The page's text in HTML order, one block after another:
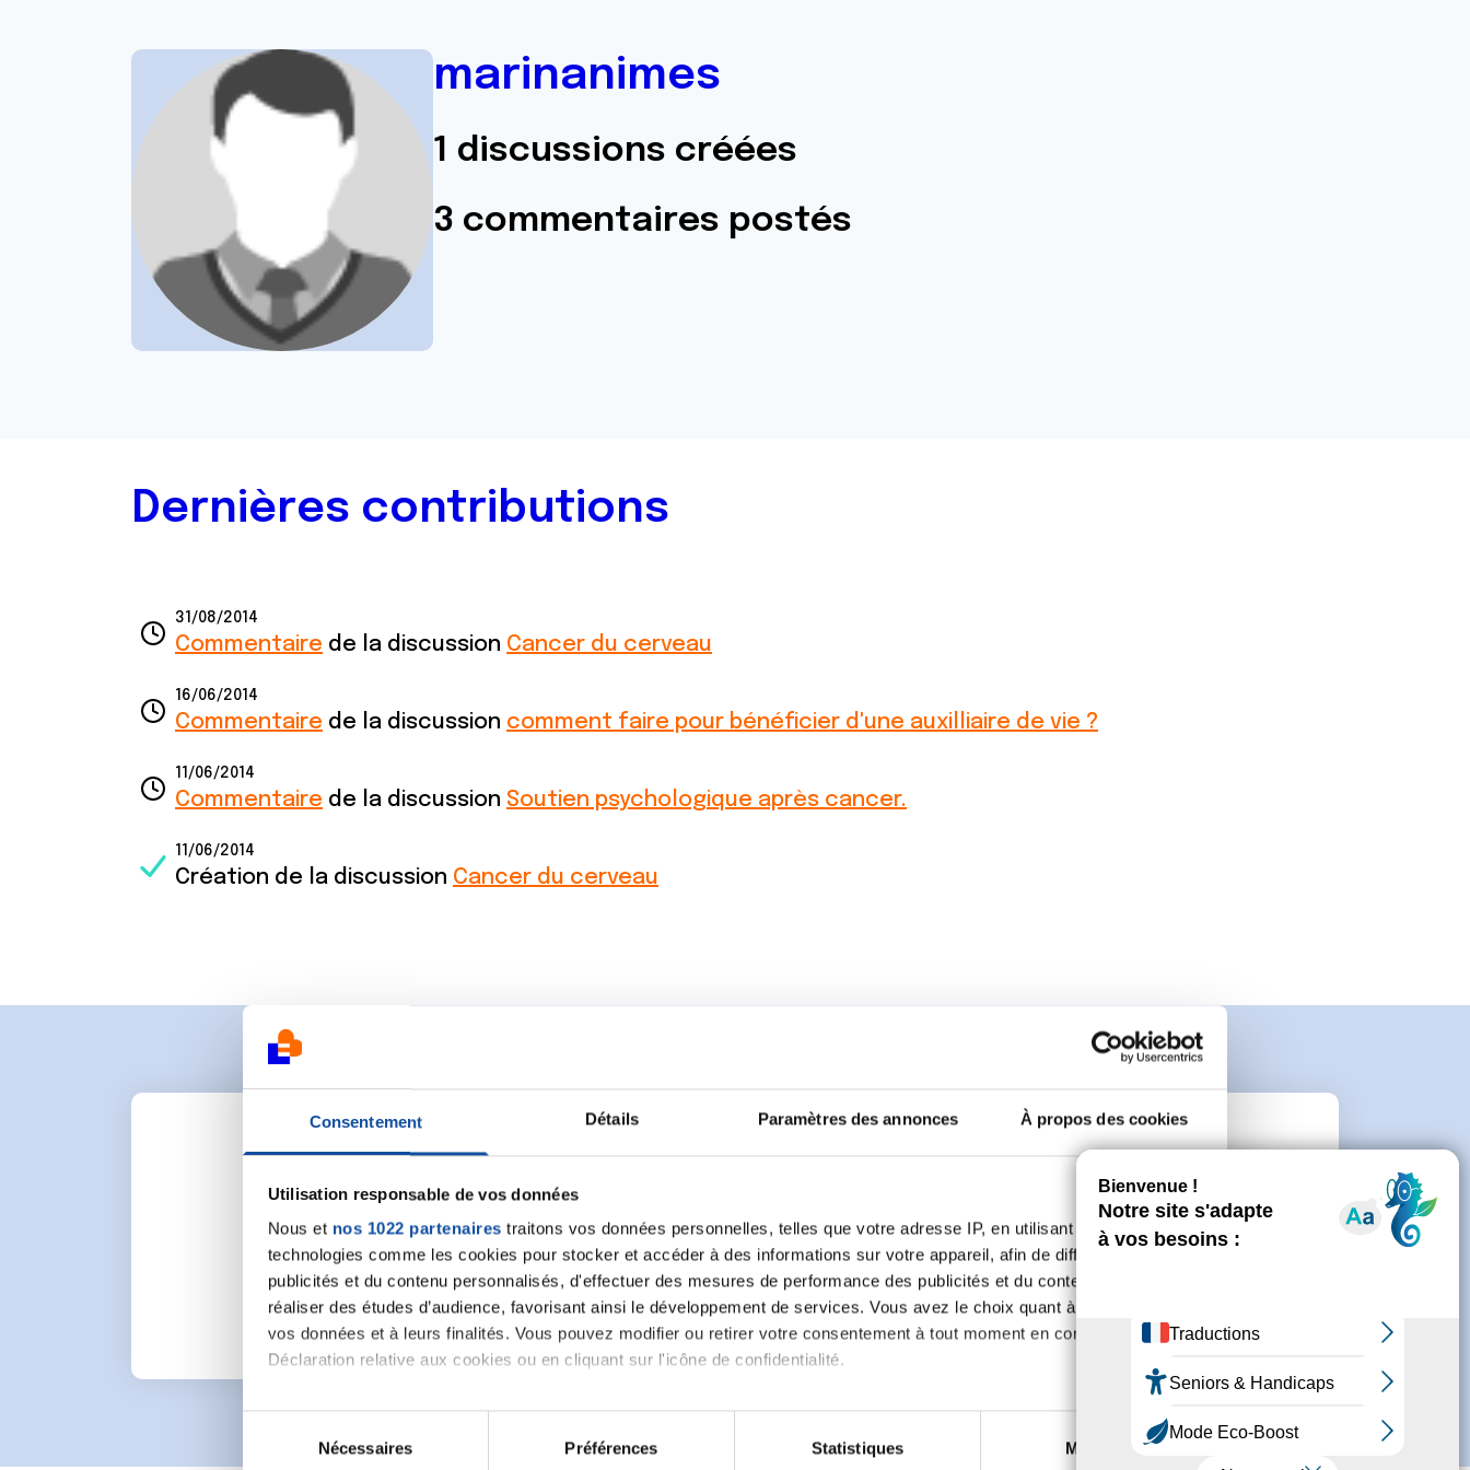
Consentement Détails Paramètres des annonces À propos des cookies
Utilisation responsable de vos données
Nous et nos 1022 partenaires traitons vos données personnelles, telles que votre adresse IP, en utilisant des
technologies comme les cookies pour stocker et accéder à des informations sur votre appareil, afin de diffuser des
publicités et du contenu personnalisés, d'effectuer des mesures de performance des publicités et du contenu, ainsi que de
réaliser des études d’audience, favorisant ainsi le développement de services. Vous avez le choix quant à l'utilisation de
vos données et à leurs finalités. Vous pouvez modifier ou retirer votre consentement à tout moment en consultant la
Déclaration relative aux cookies ou en cliquant sur l'icône de confidentialité.
Si vous le permettez, nous aimerions également :
Collecter des informations sur votre localisation géographique qui peuvent être précises à plusieurs mètres près
Nécessaires Préférences Statistiques Marketing
marinanimes
1 discussions créées
3 commentaires postés
Dernières contributions
31/08/2014
Commentaire de la discussion Cancer du cerveau
16/06/2014
Commentaire de la discussion comment faire pour bénéficier d'une auxilliaire de vie ?
11/06/2014
Commentaire de la discussion Soutien psychologique après cancer.
11/06/2014
Création de la discussion Cancer du cerveau
Lancer une discussion
Pour lancer une nouvelle discussion, vous aurez besoin de vous connecter ou de créer un compte.
Se connecter Créer un nouveau compte